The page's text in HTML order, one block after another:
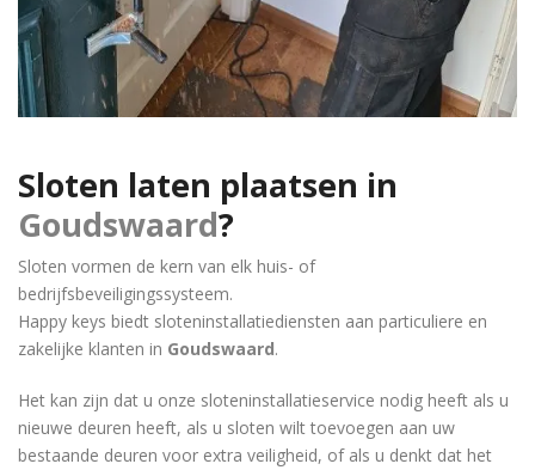
Sloten laten plaatsen in
Goudswaard?
Sloten vormen de kern van elk huis- of
bedrijfsbeveiligingssysteem.
Happy keys biedt sloteninstallatiediensten aan particuliere en
zakelijke klanten in Goudswaard.
Het kan zijn dat u onze sloteninstallatieservice nodig heeft als u
nieuwe deuren heeft, als u sloten wilt toevoegen aan uw
bestaande deuren voor extra veiligheid, of als u denkt dat het